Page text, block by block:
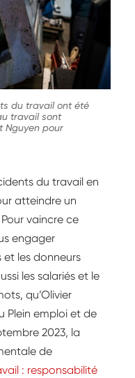
du travail ont été
travail sont
Nguyen pour
du travail en
atteindre un
vaincre ce
engager
et les donneurs
les salariés et le
qu’Olivier
Plein emploi et de
2023, la
de
: responsabilité